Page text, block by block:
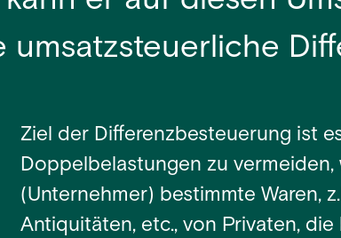
umsatzsteuerliche
Ziel der Differenzbesteuerung ist
Doppelbelastungen zu
(Unternehmer) bestimmte Waren,
Antiquitäten, etc., von Privaten,